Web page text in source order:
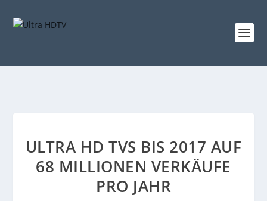
ULTRA HD TVS BIS 2017 AUF
68 MILLIONEN VERKÄUFE
PRO JAHR